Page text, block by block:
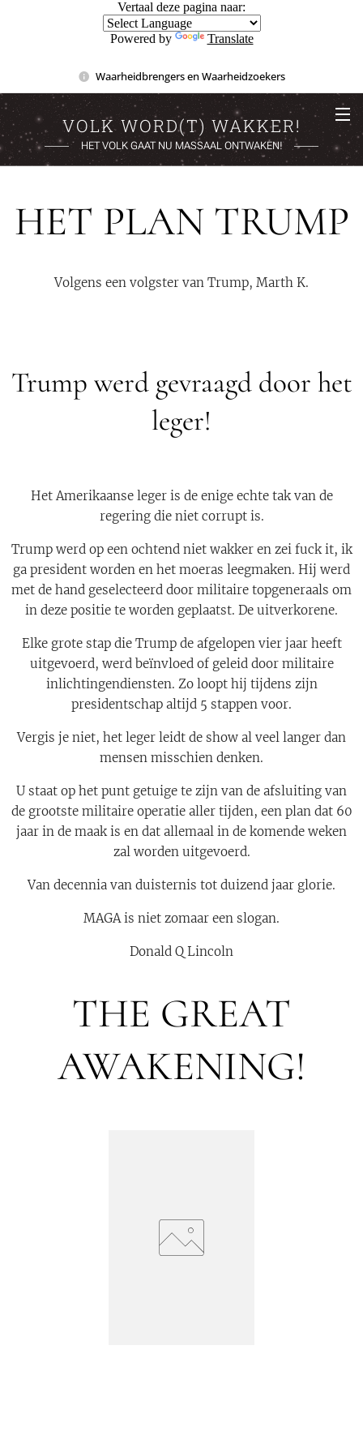
Vertaal deze pagina naar:
Powered by Translate
Waarheidbrengers en Waarheidzoekers
VOLK WORD(T) WAKKER!
HET VOLK GAAT NU MASSAAL ONTWAKEN!
HET PLAN TRUMP
Volgens een volgster van Trump, Marth K.
Trump werd gevraagd door het
leger!
Het Amerikaanse leger is de enige echte tak van de
regering die niet corrupt is.
Trump werd op een ochtend niet wakker en zei fuck it, ik
ga president worden en het moeras leegmaken. Hij werd
met de hand geselecteerd door militaire topgeneraals om
in deze positie te worden geplaatst. De uitverkorene.
Elke grote stap die Trump de afgelopen vier jaar heeft
uitgevoerd, werd beïnvloed of geleid door militaire
inlichtingendiensten. Zo loopt hij tijdens zijn
presidentschap altijd 5 stappen voor.
Vergis je niet, het leger leidt de show al veel langer dan
mensen misschien denken.
U staat op het punt getuige te zijn van de afsluiting van
de grootste militaire operatie aller tijden, een plan dat 60
jaar in de maak is en dat allemaal in de komende weken
zal worden uitgevoerd.
Van decennia van duisternis tot duizend jaar glorie.
MAGA is niet zomaar een slogan.
Donald Q Lincoln
THE GREAT
AWAKENING!